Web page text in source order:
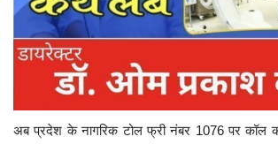
अब प्रदेश के नागरिक टोल फ्री नंबर 1076 पर कॉल